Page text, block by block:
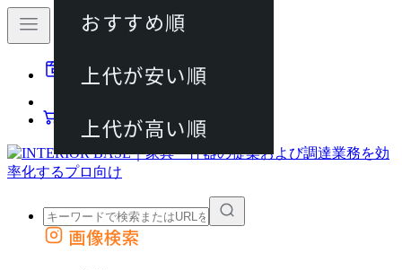
動画マニュアル
カート
外部サイトの商品をカートに追加
画像検索
おすすめ順
上代が安い順
上代が高い順